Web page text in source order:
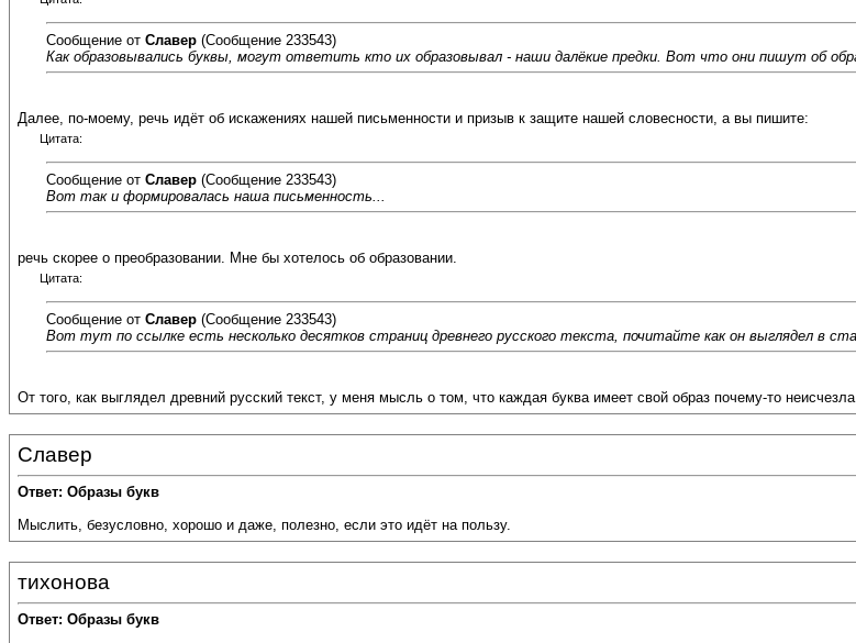
Сообщение от Славер (Сообщение 233543)
Как образовывались буквы, могут ответить кто их образовывал - наши далёкие предки. Вот что они пишут об
Далее, по-моему, речь идёт об искажениях нашей письменности и призыв к защите нашей словесности, а вы пишите:
Цитата:
Сообщение от Славер (Сообщение 233543)
Вот так и формировалась наша письменность...
речь скорее о преобразовании. Мне бы хотелось об образовании.
Цитата:
Сообщение от Славер (Сообщение 233543)
Вот тут по ссылке есть несколько десятков страниц древнего русского текста, почитайте как он выглядел в
От того, как выглядел древний русский текст, у меня мысль о том, что каждая буква имеет свой образ почему-то
Славер
Ответ: Образы букв
Мыслить, безусловно, хорошо и даже, полезно, если это идёт на пользу.
тихонова
Ответ: Образы букв